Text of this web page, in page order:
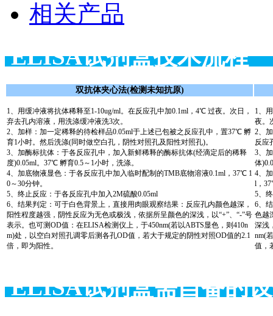
相关产品
ELISA试剂盒技
双抗体夹心法(检测未知抗原)
1、用缓冲液将抗体稀释至1-10ug/ml。在反应孔中加0.1ml，4℃ 过夜。次日，
弃去孔内溶液，用洗涤缓冲液洗3次。
2、加样：加一定稀释的待检样品0.05ml于上述已包被之反应孔中，置37℃ 孵
育1小时。然后洗涤(同时做空白孔，阴性对照孔及阳性对照孔)。
3、加酶标抗体：于各反应孔中，加入新鲜稀释的酶标抗体(经滴定后的稀释
度)0.05ml。37℃ 孵育0.5～1小时，洗涤。
4、加底物液显色：于各反应孔中加入临时配制的TMB底物溶液0.1ml，37℃ 1
0～30分钟。
5、终止反应：于各反应孔中加入2M硫酸0.05ml
6、结果判定：可于白色背景上，直接用肉眼观察结果：反应孔内颜色越深，
阳性程度越强，阴性反应为无色或极浅，依据所呈颜色的深浅，以“+”、“-”号
表示。也可测OD值：在ELISA检测仪上，于450nm(若以ABTS显色，则410n
m)处，以空白对照孔调零后测各孔OD值，若大于规定的阴性对照OD值的2.1
倍，即为阳性。
1、
夜。
2、
反应
3、
体
4、
l，
5、
6、
色越
深浅
nm(
值，
ELISA试剂盒需自备的